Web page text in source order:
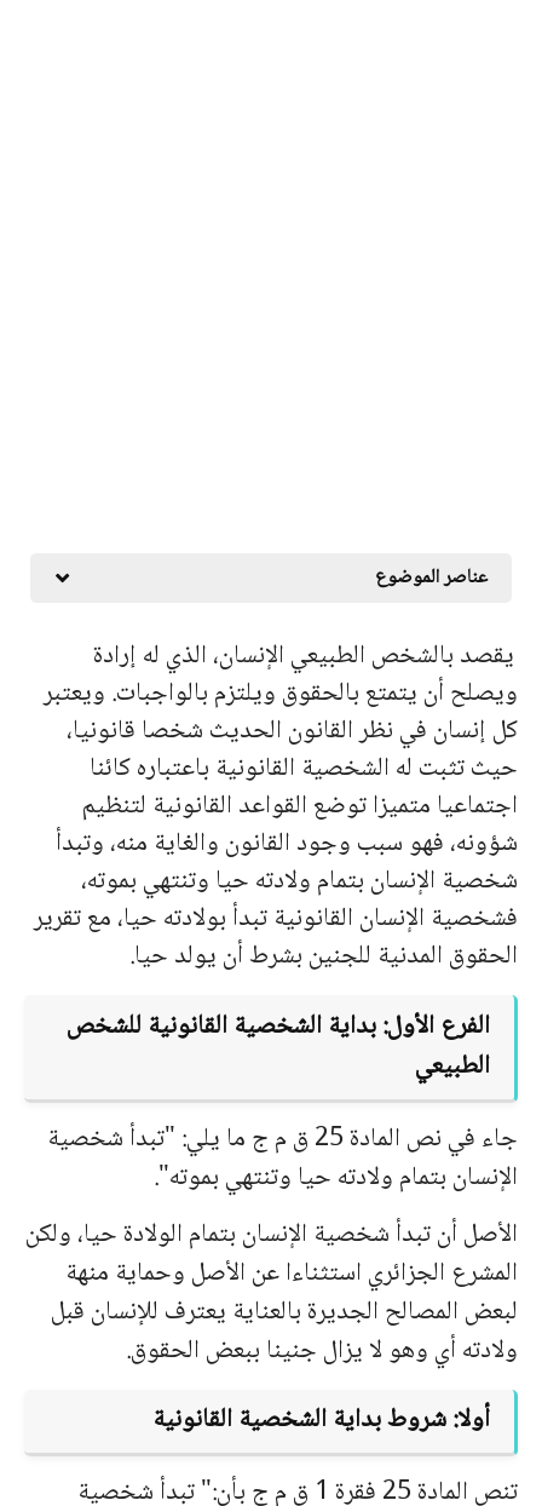
عناصر الموضوع
یقصد بالشخص الطبیعي الإنسان، الذي له إرادة
ویصلح أن یتمتع بالحقوق ویلتزم بالواجبات. ویعتبر
كل إنسان في نظر القانون الحدیث شخصا قانونیا،
حیث تثبت له الشخصیة القانونیة باعتباره كائنا
اجتماعیا متمیزا توضع القواعد القانونیة لتنظیم
شؤونه، فهو سبب وجود القانون والغایة منه، وتبدأ
شخصیة الإنسان بتمام ولادته حیا وتنتهي بموته،
فشخصیة الإنسان القانونیة تبدأ بولادته حیا، مع تقریر
الحقوق المدنیة للجنین بشرط أن یولد حیا.
الفرع الأول: بدایة الشخصیة القانونیة للشخص
الطبیعي
جاء في نص المادة 25 ق م ج ما یلي: "تبدأ شخصیة
الإنسان بتمام ولادته حیا وتنتهي بموته".
الأصل أن تبدأ شخصیة الإنسان بتمام الولادة حیا، ولكن
المشرع الجزائري استثناءاعن الأصل وحمایة منهة
لبعض المصالح الجدیرة بالعنایة یعترف للإنسان قبل
ولادته أي وهو لا یزال جنینا ببعض الحقوق.
أولا: شروط بدایة الشخصیة القانونیة
تنص المادة 25 فقرة 1 ق م ج بأن:" تبدأ شخصیة